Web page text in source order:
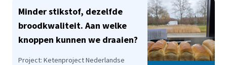
Minder stikstof, dezelfde
broodkwaliteit. Aan welke
knoppen kunnen we draaien?
Project: Ketenproject Nederlandse